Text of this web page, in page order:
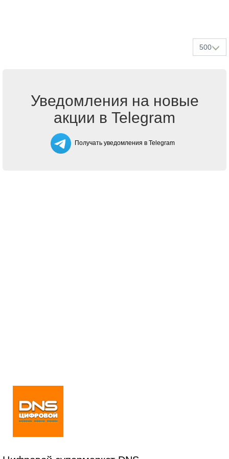
500
Уведомления на новые
акции в Telegram
Получать уведомления в Telegram